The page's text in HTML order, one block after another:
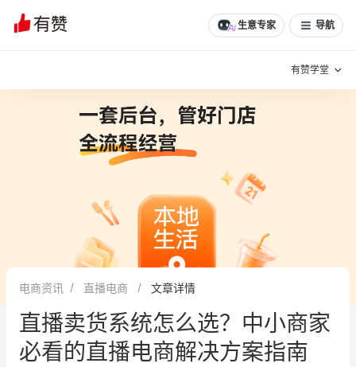
生意专家 导航
有赞学堂
增长方法
有赞专家说
新零售最佳实践
面对面聊增长
新零售大会 新零售茶会
文章 问诊 分享
电商资讯 直播电商 文章详情
直播卖货系统怎么选？中小商家
必看的直播电商解决方案指南